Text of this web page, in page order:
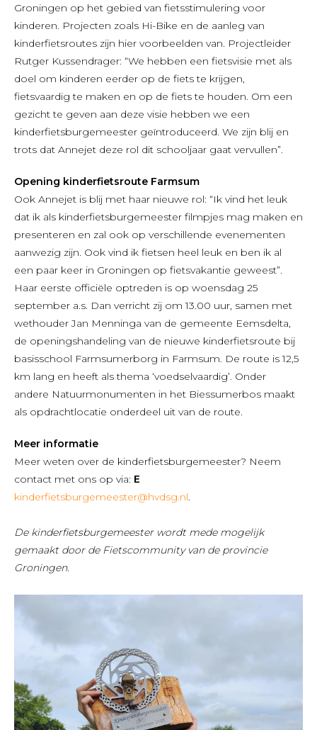
Groningen op het gebied van fietsstimulering voor
kinderen. Projecten zoals Hi-Bike en de aanleg van
kinderfietsroutes zijn hier voorbeelden van. Projectleider
Rutger Kussendrager: “We hebben een fietsvisie met als
doel om kinderen eerder op de fiets te krijgen,
fietsvaardig te maken en op de fiets te houden. Om een
gezicht te geven aan deze visie hebben we een
kinderfietsburgemeester geïntroduceerd. We zijn blij en
trots dat Annejet deze rol dit schooljaar gaat vervullen”.
Opening kinderfietsroute Farmsum
Ook Annejet is blij met haar nieuwe rol: “Ik vind het leuk
dat ik als kinderfietsburgemeester filmpjes mag maken en
presenteren en zal ook op verschillende evenementen
aanwezig zijn. Ook vind ik fietsen heel leuk en ben ik al
een paar keer in Groningen op fietsvakantie geweest”.
Haar eerste officiële optreden is op woensdag 25
september a.s. Dan verricht zij om 13.00 uur, samen met
wethouder Jan Menninga van de gemeente Eemsdelta,
de openingshandeling van de nieuwe kinderfietsroute bij
basisschool Farmsumerborg in Farmsum. De route is 12,5
km lang en heeft als thema ‘voedselvaardig’. Onder
andere Natuurmonumenten in het Biessumerbos maakt
als opdrachtlocatie onderdeel uit van de route.
Meer informatie
Meer weten over de kinderfietsburgemeester? Neem
contact met ons op via: E
kinderfietsburgemeester@hvdsg.nl
De kinderfietsburgemeester wordt mede mogelijk
gemaakt door de Fietscommunity van de provincie
Groningen.